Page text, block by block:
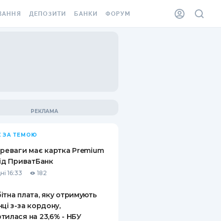
ВІНЬЄТКА
ВІД
ВИПАДКІВ
ДЕПОЗИТИ
ПИТАННЯ ТА ВІДПОВІДІ
ПУТІВНИКИ ПО
БАНКИ ФОРУМ
ЗА ТЕМОЮ
має картка Premium
ПриватБанк
16:33 182
плата, яку отримують
з-за кордону,
на 23,6% - НБУ